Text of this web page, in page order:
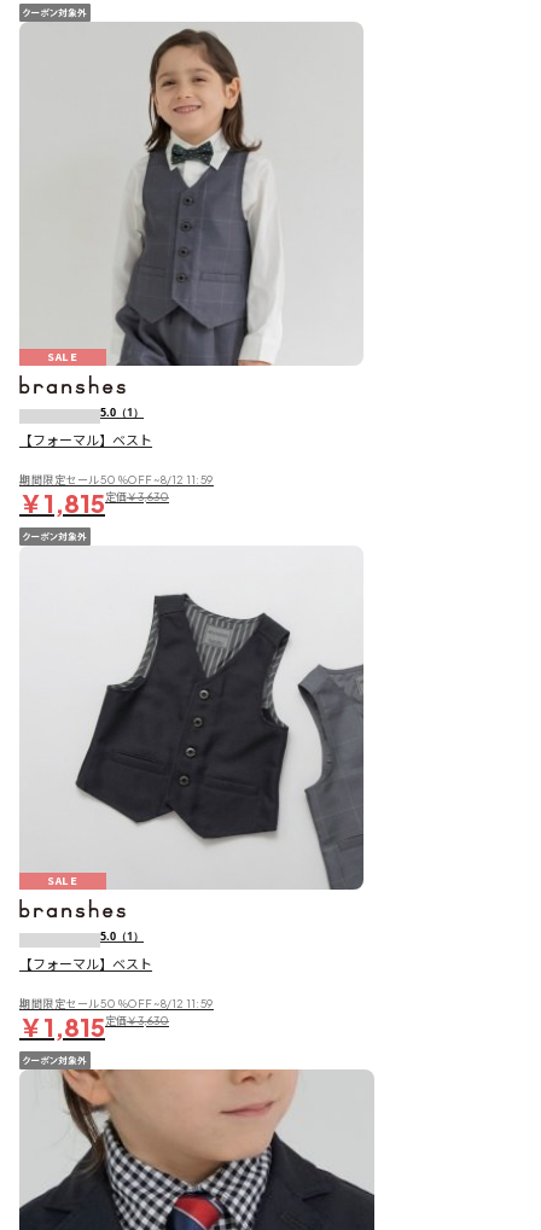
SALE
5.0 （1）
【フォーマル】ベスト
期間限定セール50％OFF~8/12 11:59
￥1,815定価￥3,630
SALE
5.0 （1）
【フォーマル】ベスト
期間限定セール50％OFF~8/12 11:59
￥1,815定価￥3,630